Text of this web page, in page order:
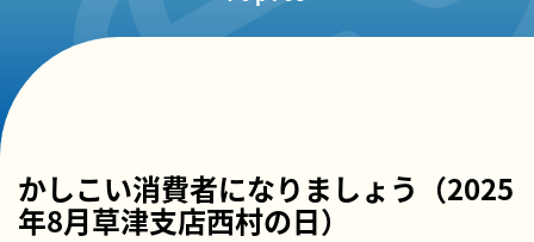
かしこい消費者になりましょう（2025
年8月草津支店西村の日）